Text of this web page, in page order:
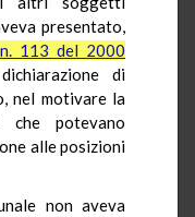
presentato,
113 del 2000
di
nel motivare la
che potevano
alle posizioni
non aveva